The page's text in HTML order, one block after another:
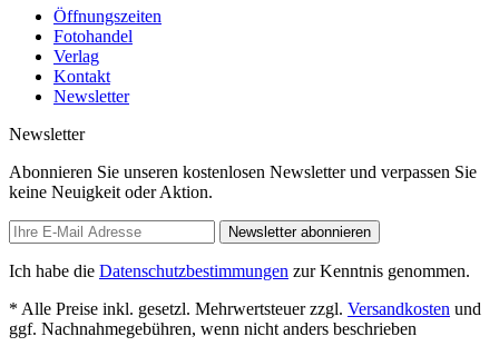
Öffnungszeiten
Fotohandel
Verlag
Kontakt
Newsletter
Newsletter
Abonnieren Sie unseren kostenlosen Newsletter und verpassen Sie
keine Neuigkeit oder Aktion.
Newsletter abonnieren
Ich habe die Datenschutzbestimmungen zur Kenntnis genommen.
* Alle Preise inkl. gesetzl. Mehrwertsteuer zzgl. Versandkosten und
ggf. Nachnahmegebühren, wenn nicht anders beschrieben